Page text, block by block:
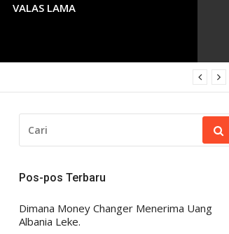
VALAS LAMA
UNTUK:
Pos-pos Terbaru
Dimana Money Changer Menerima Uang
Albania Leke.